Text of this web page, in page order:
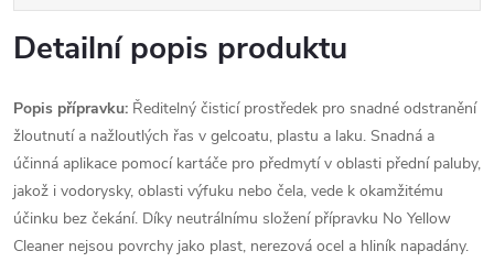
Detailní popis produktu
Popis přípravku: Ředitelný čisticí prostředek pro snadné odstranění
žloutnutí a nažloutlých řas v gelcoatu, plastu a laku. Snadná a
účinná aplikace pomocí kartáče pro předmytí v oblasti přední paluby,
jakož i vodorysky, oblasti výfuku nebo čela, vede k okamžitému
účinku bez čekání. Díky neutrálnímu složení přípravku No Yellow
Cleaner nejsou povrchy jako plast, nerezová ocel a hliník napadány.